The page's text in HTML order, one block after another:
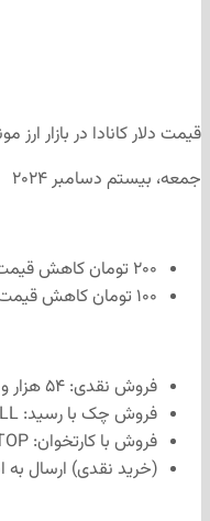
قیمت دلار کانادا در بازار ارز
جمعه، بیستم دسامبر ۲۰۲۴
۲۰۰ تومان کاهش قیمت در فروش نقدی نسبت به دیروز
۱۰۰ تومان کاهش قیمت در خرید نقدی (ارسال به ایران) نسبت به دیروز
فروش نقدی: ۵۴ هزار و ۴۰۰ تومان
فروش چک با رسید: CALL
فروش با کارتخوان: STOP
(خرید نقدی) ارسال به ایران: ۵۳ هزار و